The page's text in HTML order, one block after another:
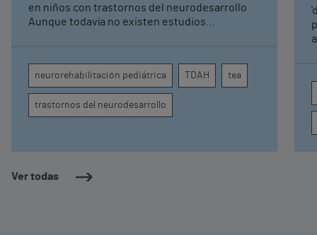
Ver todas
pediátrica de Vithas
en niños con trastornos del neurodesarrollo
Aunque todavía no existen estudios
atención, la regulación emocional y la
conducta
neurorehabilitación pediátrica TDAH tea
trastornos del neurodesarrollo